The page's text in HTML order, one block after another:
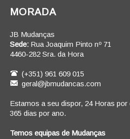
MORADA
JB Mudanças
Sede: Rua Joaquim Pinto nº 71
4460-282 Sra. da Hora
(+351) 961 609 015
geral@jbmudancas.com
Estamos a seu dispor, 24 Horas
365 dias por ano.
Temos equipas de Mudanças